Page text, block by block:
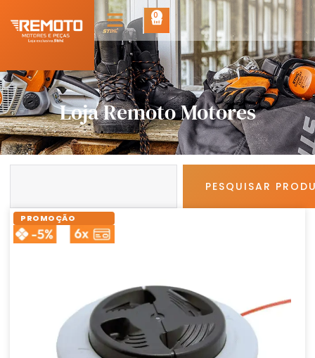
0
Loja Remoto Motores
PESQUISAR
PROMOÇÃO